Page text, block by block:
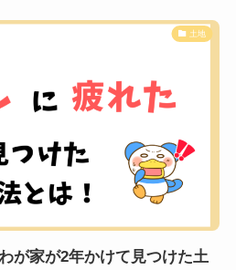
土地
が家が2年かけて見つけた土